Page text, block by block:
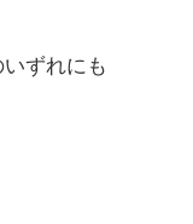
ずれにも